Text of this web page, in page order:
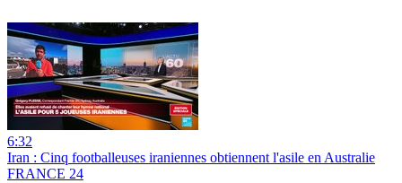
6:32
Iran : Cinq footballeuses iraniennes obtiennent l'asile en Australie
FRANCE 24